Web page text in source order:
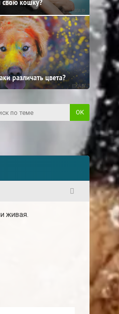
кошку?
различать цвета?
живая.